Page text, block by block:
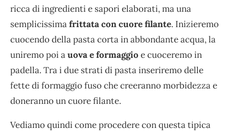
ricca di ingredienti e sapori elaborati, ma una
semplicissimafrittata con cuore filante. Inizieremo
cuocendo della pasta corta in abbondante acqua, la
uniremo poi auova e formaggio e cuoceremo in
padella. Tra i due strati di pasta inseriremo delle
fette di formaggio fuso che creeranno morbidezza e
doneranno un cuore filante.
Vediamo quindi come procedere con questa tipica